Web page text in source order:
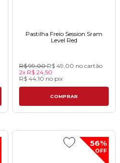
Pastilha Freio Session Sram
Level Red
R$ 99,00R$ 49,00 no cartão
2x R$ 24,50
R$ 44,10 no pix
COMPRAR
56%
OFF